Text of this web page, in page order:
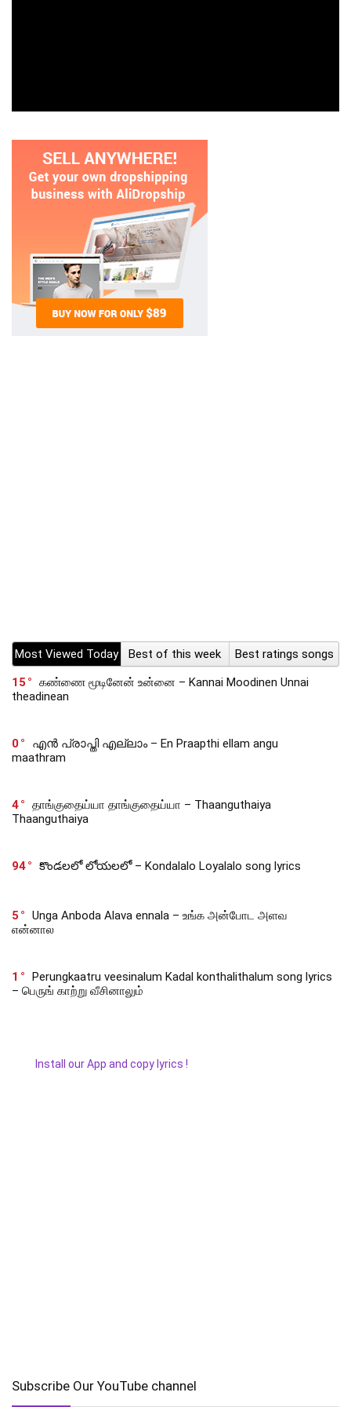
Most Viewed Today Best of this week
Best ratings songs
15
கண்ணை மூடினேன் உன்னை – Kannai Moodinen Unnai
theadinean
0
എൻ പ്രാപ്തി എല്ലാം – En Praapthi ellam angu
maathram
4
தாங்குதைய்யா தாங்குதைய்யா – Thaanguthaiya
Thaanguthaiya
94 కొండలలో లోయలలో – Kondalalo Loyalalo song lyrics
5
Unga Anboda Alava ennala – உங்க அன்போட அளவ
என்னால
1
Perungkaatru veesinalum Kadal konthalithalum song lyrics
– பெருங் காற்று வீசினாலும்
Install our App and copy lyrics !
Subscribe Our YouTube channel